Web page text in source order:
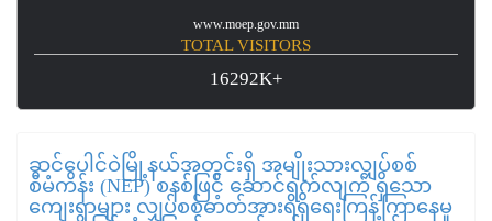
www.moep.gov.mm
TOTAL VISITORS
16292K+
ဆင်ပေါင်ဝဲမြို့နယ်အတွင်းရှိ အမျိုးသားလျှပ်စစ်
စီမံကိန်း (NEP) စနစ်ဖြင့် ဆောင်ရွက်လျက် ရှိသော
ကျေးရွာများ လျှပ်စစ်ဓာတ်အားရရှိရေးကြန့်ကြာနေမှု